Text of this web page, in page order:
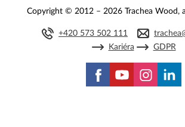
Copyright © 2012 – 2026 Trachea Wood,
+420 573 502 111
Kariéra
GDPR